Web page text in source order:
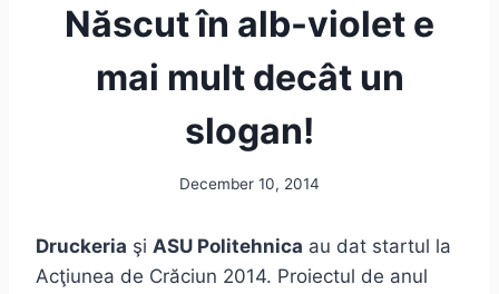
Născut în alb-violet e
mai mult decât un
slogan!
December 10, 2014
Druckeria şi ASU Politehnica au dat startul la
Acţiunea de Crăciun 2014. Proiectul de anul